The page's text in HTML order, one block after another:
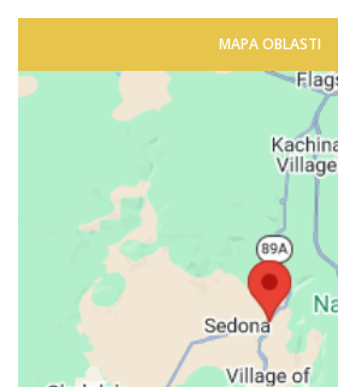
MAPA OBLASTI